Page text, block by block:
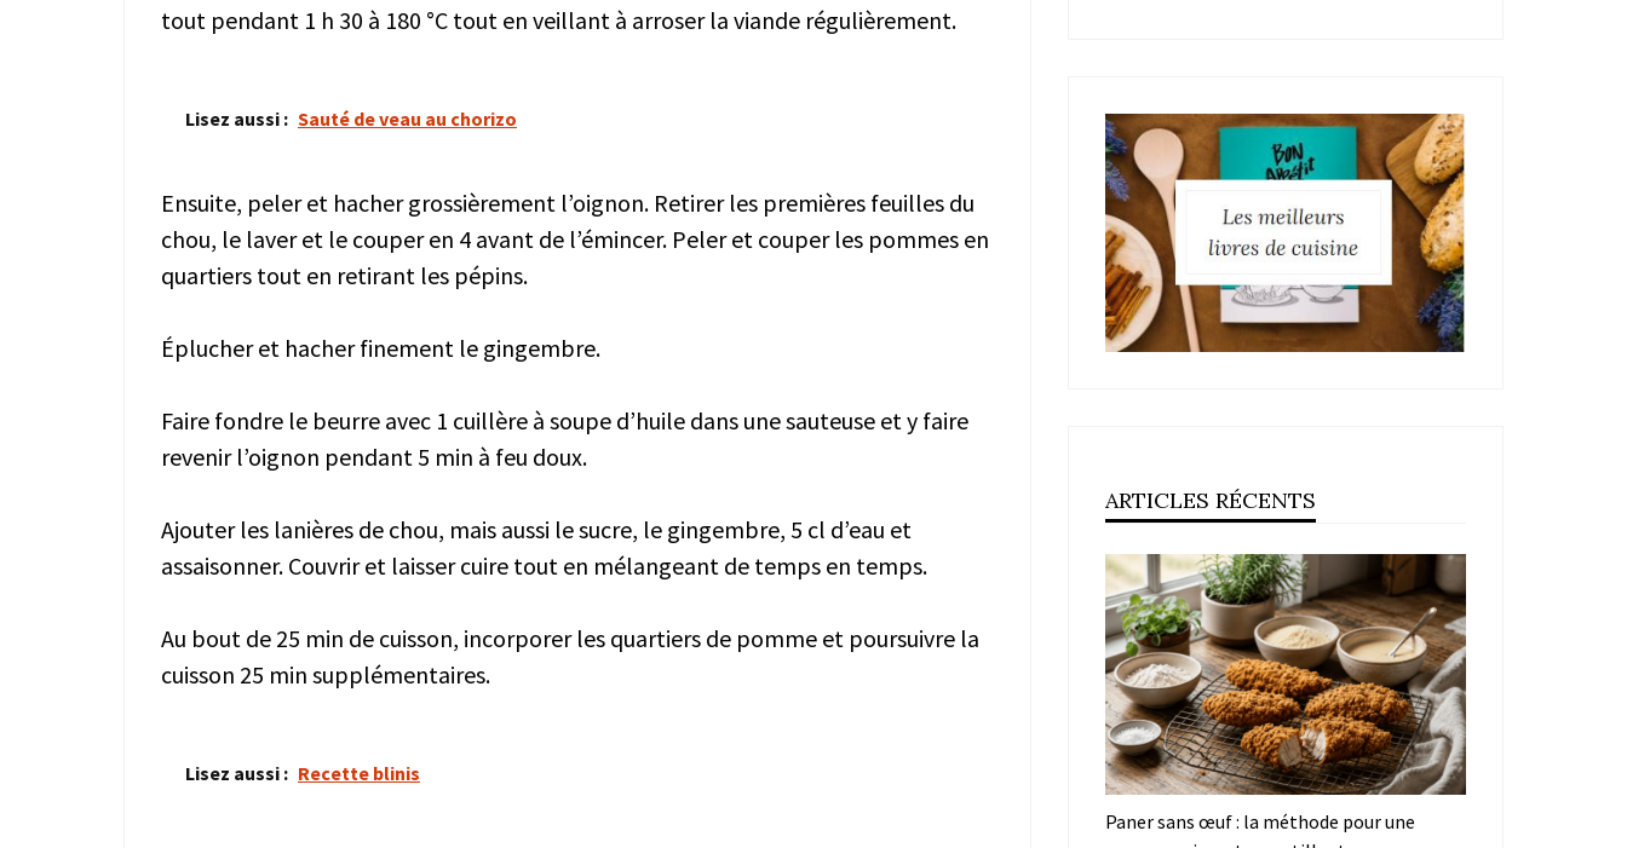
tout pendant 1 h 30 à 180 °C tout en veillant à arroser la viande régulièrement.
Lisez aussi : Sauté de veau au chorizo
Ensuite, peler et hacher grossièrement l’oignon. Retirer les premières feuilles du
chou, le laver et le couper en 4 avant de l’émincer. Peler et couper les pommes en
quartiers tout en retirant les pépins.
Éplucher et hacher finement le gingembre.
Faire fondre le beurre avec 1 cuillère à soupe d’huile dans une sauteuse et y faire
revenir l’oignon pendant 5 min à feu doux.
Ajouter les lanières de chou, mais aussi le sucre, le gingembre, 5 cl d’eau et
assaisonner. Couvrir et laisser cuire tout en mélangeant de temps en temps.
Au bout de 25 min de cuisson, incorporer les quartiers de pomme et poursuivre la
cuisson 25 min supplémentaires.
Lisez aussi : Recette blinis
ARTICLES RÉCENTS
Paner sans œuf : la méthode pour une